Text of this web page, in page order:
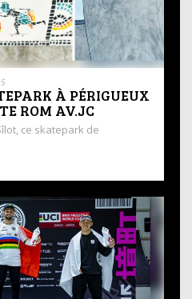
À PÉRIGUEUX
ROM AV.JC
ce skatepark de